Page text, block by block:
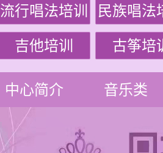
流行唱法培训 民族唱法
吉他培训 古筝培
中心简介 音乐类